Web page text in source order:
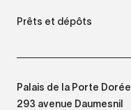
Prêts et dépôts
Palais de la Porte Dorée
293 avenue Daumesnil